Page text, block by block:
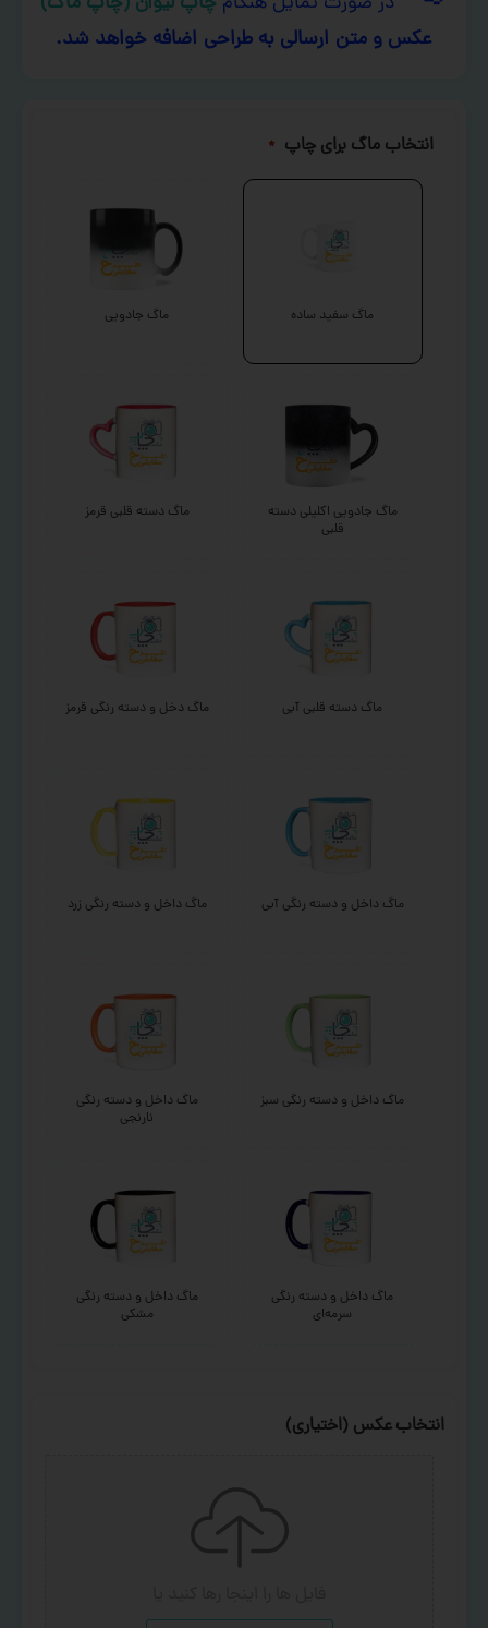
عکس و متن ارسالی به طراحی اضافه خواهد شد.
انتخاب ماگ برای چاپ *
ماگ سفید ساده ماگ جادویی
ماگ جادویی اکلیلی دسته
قلبی
ماگ دسته قلبی قرمز
ماگ دسته قلبی آبی ماگ دخل و دسته رنگی قرمز
ماگ داخل و دسته رنگی آبی ماگ داخل و دسته رنگی زرد
ماگ داخل و دسته رنگی سبز
ماگ داخل و دسته رنگی
نارنجی
ماگ داخل و دسته رنگی
سرمه‌ای
ماگ داخل و دسته رنگی
مشکی
انتخاب عکس (اختیاری)